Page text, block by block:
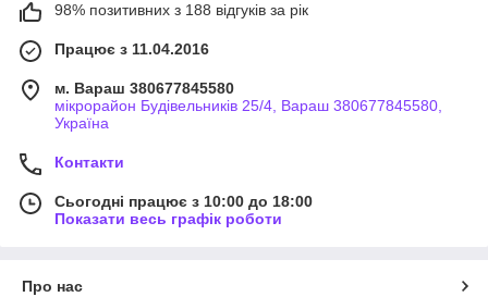
98% позитивних з 188 відгуків за рік
Працює з 11.04.2016
м. Вараш 380677845580
мікрорайон Будівельників 25/4, Вараш 380677845580,
Україна
Контакти
Сьогодні працює з 10:00 до 18:00
Показати весь графік роботи
Про нас